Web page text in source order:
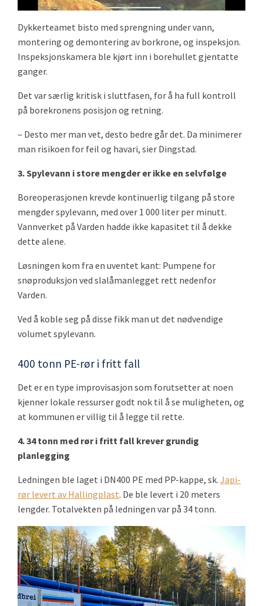
Dykkerteamet bisto med sprengning under vann,
montering og demontering av borkrone, og inspeksjon.
Inspeksjonskamera ble kjørt inn i borehullet gjentatte
ganger.
Det var særlig kritisk i sluttfasen, for å ha full kontroll
på borekronens posisjon og retning.
– Desto mer man vet, desto bedre går det. Da minimerer
man risikoen for feil og havari, sier Dingstad.
3. Spylevann i store mengder er ikke en selvfølge
Boreoperasjonen krevde kontinuerlig tilgang på store
mengder spylevann, med over 1 000 liter per minutt.
Vannverket på Varden hadde ikke kapasitet til å dekke
dette alene.
Løsningen kom fra en uventet kant: Pumpene for
snøproduksjon ved slalåmanlegget rett nedenfor
Varden.
Ved å koble seg på disse fikk man ut det nødvendige
volumet spylevann.
400 tonn PE-rør i fritt fall
Det er en type improvisasjon som forutsetter at noen
kjenner lokale ressurser godt nok til å se muligheten, og
at kommunen er villig til å legge til rette.
4. 34 tonn med rør i fritt fall krever grundig
planlegging
Ledningen ble laget i DN400 PE med PP-kappe, sk. Japi-
rør levert av Hallingplast. De ble levert i 20 meters
lengder. Totalvekten på ledningen var på 34 tonn.